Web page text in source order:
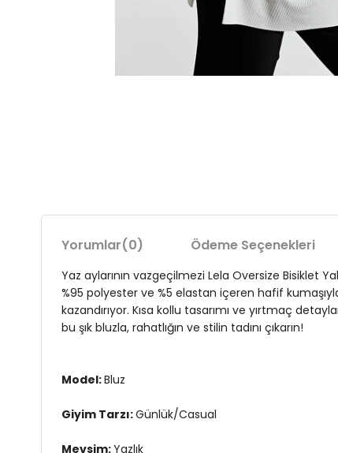
Yorumlar(0) Ödeme Seçenekleri
Yaz aylarının vazgeçilmezi Lela Oversize Bisiklet
%95 polyester ve %5 elastan içeren hafif
kazandırıyor. Kısa kollu tasarımı ve yırtmaç
bu şık bluzla, rahatlığın ve stilin tadını çıkarın!
Model:Bluz
Giyim Tarzı:Günlük/Casual
Mevsim:Yazlık